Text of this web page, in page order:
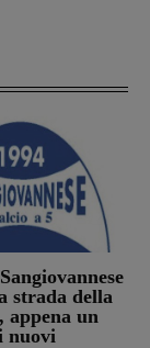
strada della
appena un
nuovi